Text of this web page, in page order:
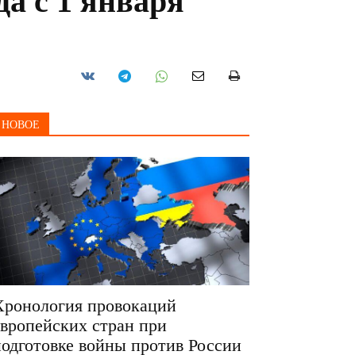
НОВОЕ
провокаций
стран при
войны против России